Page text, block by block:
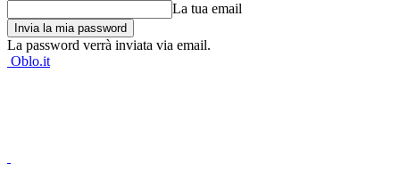
La tua email
La password verrà inviata via email.
Oblo.it